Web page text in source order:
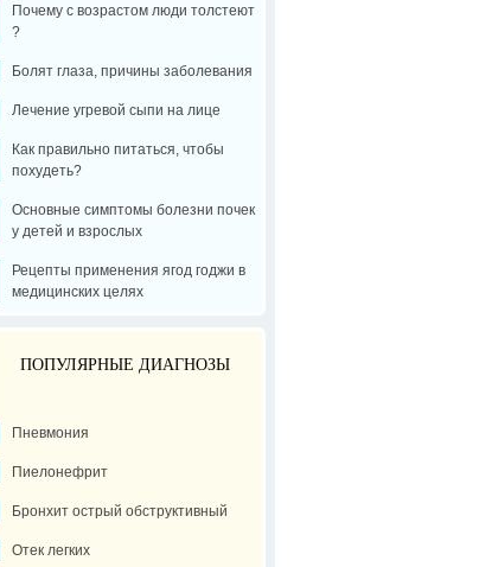
Почему с возрастом люди толстеют
?
Болят глаза, причины заболевания
Лечение угревой сыпи на лице
Как правильно питаться, чтобы
похудеть?
Основные симптомы болезни почек
у детей и взрослых
Рецепты применения ягод годжи в
медицинских целях
ПОПУЛЯРНЫЕ ДИАГНОЗЫ
Пневмония
Пиелонефрит
Бронхит острый обструктивный
Отек легких